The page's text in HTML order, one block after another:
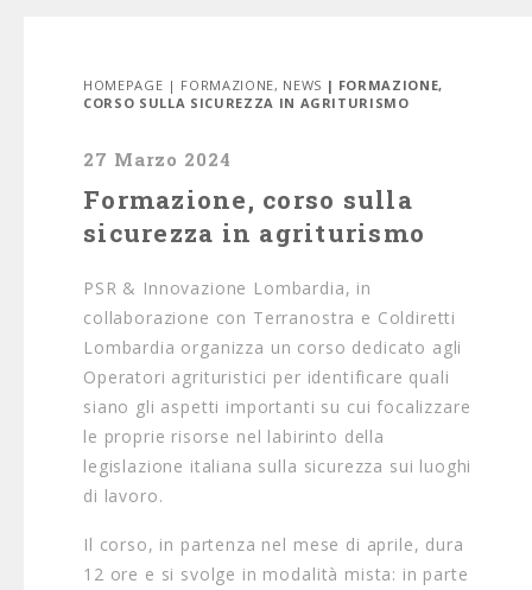
HOMEPAGE | FORMAZIONE, NEWS | FORMAZIONE,
CORSO SULLA SICUREZZA IN AGRITURISMO
27 Marzo 2024
Formazione, corso sulla
sicurezza in agriturismo
PSR & Innovazione Lombardia, in
collaborazione con Terranostra e Coldiretti
Lombardia organizza un corso dedicato agli
Operatori agrituristici per identificare quali
siano gli aspetti importanti su cui focalizzare
le proprie risorse nel labirinto della
legislazione italiana sulla sicurezza sui luoghi
di lavoro.
Il corso, in partenza nel mese di aprile, dura
12 ore e si svolge in modalità mista: in parte